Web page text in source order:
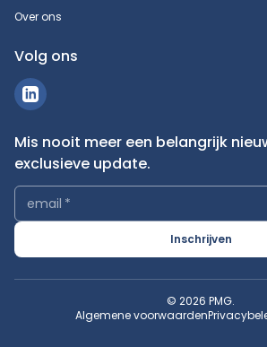
Over ons
Volg ons
Mis nooit meer een belangrijk
exclusieve update.
email *
Inschrijven
© 2026 PMG.
Algemene voorwaarden